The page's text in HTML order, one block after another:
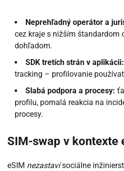
Neprehľadný operátor a
cez kraje s nižším štandardom
dohľadom.
SDK tretích strán v aplikácii:
tracking – profilovanie
Slabá podpora a procesy:
profilu, pomalá reakcia na
procesy.
SIM-swap v kontexte
eSIM nezastavísociálne